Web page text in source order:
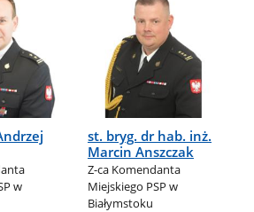
w
st. bryg. dr hab. inż.
Marcin Anszczak
Z-ca Komendanta
Miejskiego PSP w
Białymstoku